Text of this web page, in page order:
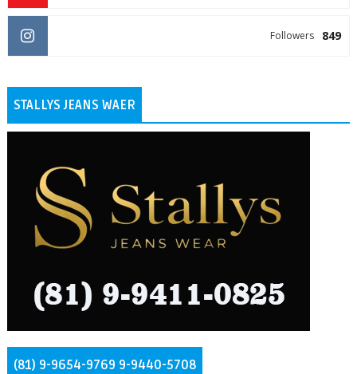
849
Followers
STALLYS JEANS WAER
(81) 9-9654-9769 9-9440-5708